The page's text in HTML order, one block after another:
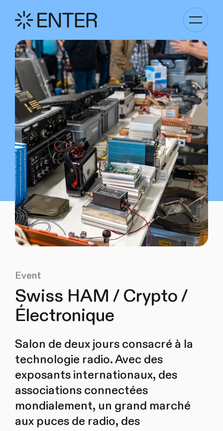
Basculer
la
Event
Swiss HAM / Crypto /
Électronique
Salon de deux jours consacré à la
technologie radio. Avec des
exposants internationaux, des
associations connectées
mondialement, un grand marché
aux puces de radio, des